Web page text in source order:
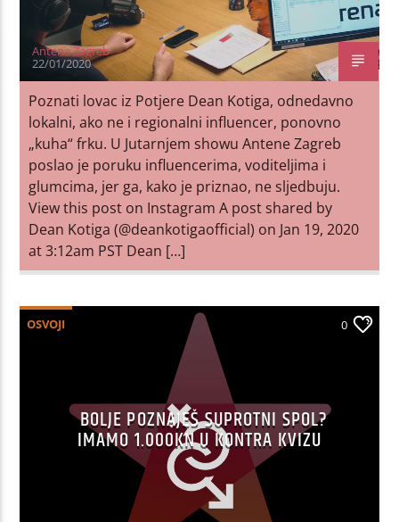
Antena Zagreb
22/01/2020
Poznati lovac iz Potjere Dean Kotiga, odnedavno
lokalni, ako ne i regionalni influencer, ponovno
„kuha“ frku. U Jutarnjem showu Antene Zagreb
poslao je poruku influencerima, voditeljima i
glumcima, jer ga, kako je priznao, ne sljedbuju.
View this post on Instagram A post shared by
Dean Kotiga (@deankotigaofficial) on Jan 19, 2020
at 3:12am PST Dean […]
OSVOJI 0
BOLJE POZNAJEŠ SUPROTNI SPOL?
IMAMO 1.000KN U KONTRA KVIZU